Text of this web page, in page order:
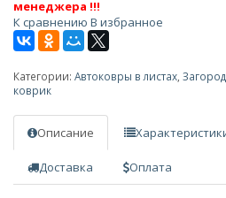
менеджера !!!
К сравнению В избранное
Категории: Автоковры в листах
коврик
Описание
Доставка Оплата